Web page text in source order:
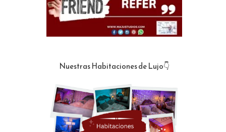
Nuestras Habitaciones de Lujo👇